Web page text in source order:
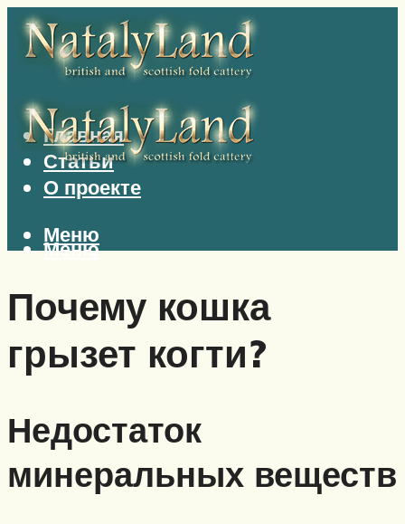
Главная
Статьи
О проекте
Меню
Меню
Почему кошка
грызет когти?
Недостаток
минеральных веществ